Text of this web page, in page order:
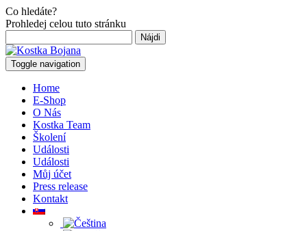
Co hledáte?
Prohledej celou tuto stránku
Toggle navigation
Home
E-Shop
O Nás
Kostka Team
Školení
Události
Události
Můj účet
Press release
Kontakt